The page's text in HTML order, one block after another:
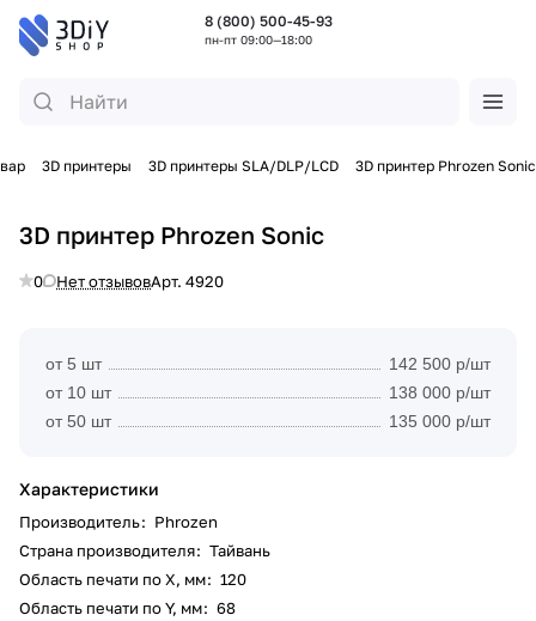
8 (800) 500-45-93
пн-пт 09:00—18:00
3D принтеры 3D принтеры SLA/DLP/LCD 3D принтер Phrozen Sonic
3D принтер Phrozen Sonic
0 Нет отзывовАрт. 4920
от 5 шт
142 500 р/шт
от 10 шт
138 000 р/шт
от 50 шт
135 000 р/шт
Характеристики
Производитель: Phrozen
Страна производителя: Тайвань
Область печати по X, мм: 120
Область печати по Y, мм: 68